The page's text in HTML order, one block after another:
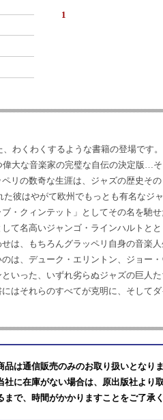
1
わくわくするような書籍の登場です。
大な音楽家の完璧な自伝の決定版…
リの数奇な生涯は、ジャズの歴史その
彼はやがて欧州でもっとも有名なジ
・クィンテット」としてその名を馳
て名高いジャンゴ・ラインハルトとと
は、もちろんグラッペリ自身の音楽
は、デューク・エリントン、ジョー
いった、いずれ劣らぬジャズの巨人
はそれらのすべてが克明に、そして
品は通信販売のみのお取り扱いとなりま
社に在庫がない場合は、原出版社より
まで、時間がかかりますことをご了承く